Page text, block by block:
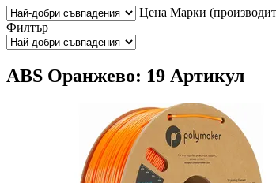
Цена Марки
Филтър
ABS Оранжево: 19 Артикул